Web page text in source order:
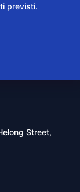
previsti.
Street,